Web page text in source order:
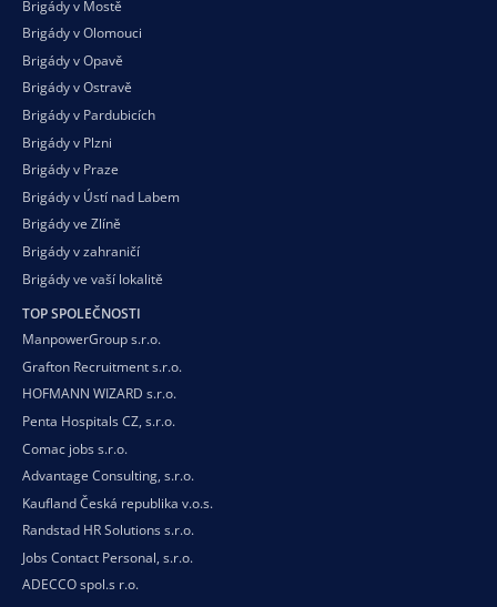
Brigády v Mostě
Brigády v Olomouci
Brigády v Opavě
Brigády v Ostravě
Brigády v Pardubicích
Brigády v Plzni
Brigády v Praze
Brigády v Ústí nad Labem
Brigády ve Zlíně
Brigády v zahraničí
Brigády ve vaší lokalitě
TOP SPOLEČNOSTI
ManpowerGroup s.r.o.
Grafton Recruitment s.r.o.
HOFMANN WIZARD s.r.o.
Penta Hospitals CZ, s.r.o.
Comac jobs s.r.o.
Advantage Consulting, s.r.o.
Kaufland Česká republika v.o.s.
Randstad HR Solutions s.r.o.
Jobs Contact Personal, s.r.o.
ADECCO spol.s r.o.